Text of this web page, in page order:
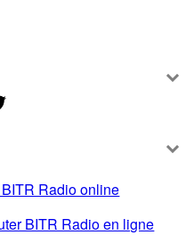
Radio online
BITR Radio en ligne